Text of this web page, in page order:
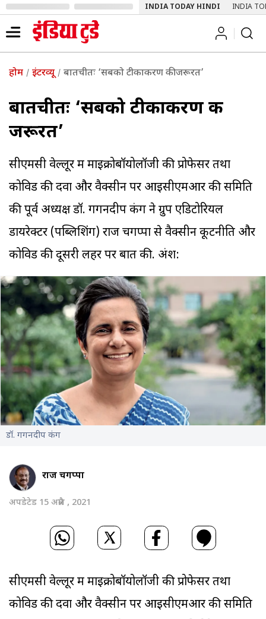
INDIA TODAY HINDI INDIA
होम इंटरव्यू बातचीतः ‘सबको टीकाकरण की जरूरत’
बातचीतः ‘सबको टीकाकरण की
जरूरत’
सीएमसी वेल्लूर में माइक्रोबॉयोलॉजी की प्रोफेसर तथा
कोविड की दवा और वैक्सीन पर आइसीएमआर की समिति
की पूर्व अध्यक्ष डॉ. गगनदीप कंग ने ग्रुप एडिटोरियल
डायरेक्टर (पब्लिशिंग) राज चेंगप्पा से वैक्सीन कूटनीति और
कोविड की दूसरी लहर पर बात की. अंश:
डॉ. गगनदीप कंग
राज चेंगप्पा
अपडेटेड 15 अप्रैल , 2021
सीएमसी वेल्लूर में माइक्रोबॉयोलॉजी की प्रोफेसर तथा
कोविड की दवा और वैक्सीन पर आइसीएमआर की समिति